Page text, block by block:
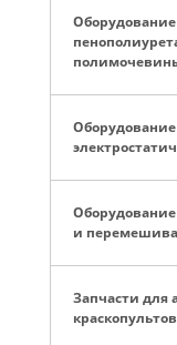
и
Запчасти для
краскопультов